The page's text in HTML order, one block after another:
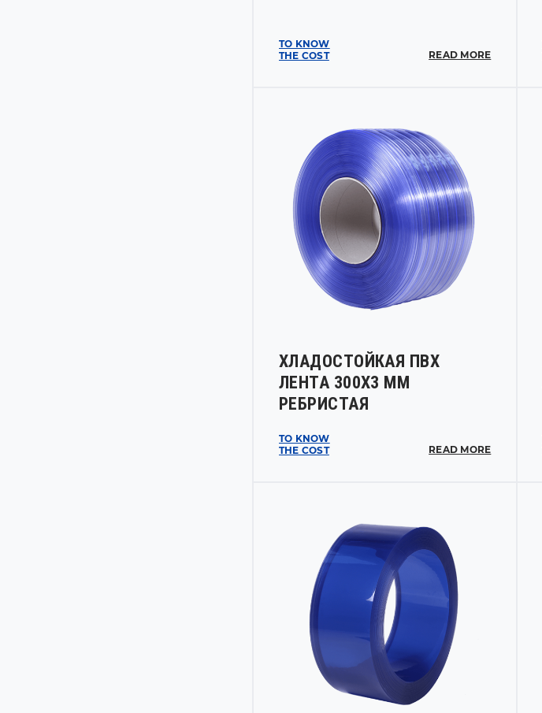
TO KNOW
THE COST
READ MORE
ХЛАДОСТОЙКАЯ ПВХ
ЛЕНТА 300Х3 ММ
РЕБРИСТАЯ
TO KNOW
THE COST
READ MORE